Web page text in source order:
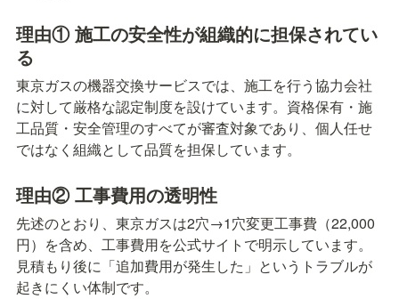
理由① 施工の安全性が組織的に担保されてい
る
東京ガスの機器交換サービスでは、施工を行う協力会社
に対して厳格な認定制度を設けています。資格保有・施
工品質・安全管理のすべてが審査対象であり、個人任せ
ではなく組織として品質を担保しています。
理由② 工事費用の透明性
先述のとおり、東京ガスは2穴→1穴変更工事費（22,000
円）を含め、工事費用を公式サイトで明示しています。
見積もり後に「追加費用が発生した」というトラブルが
起きにくい体制です。